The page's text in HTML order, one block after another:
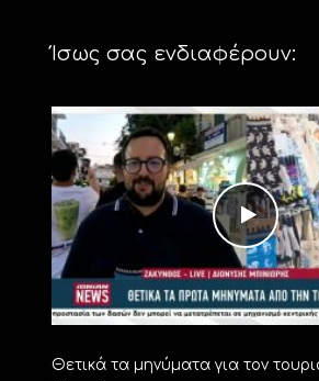
Ίσως σας ενδιαφέρουν:
Θετικά τα μηνύματα για τον